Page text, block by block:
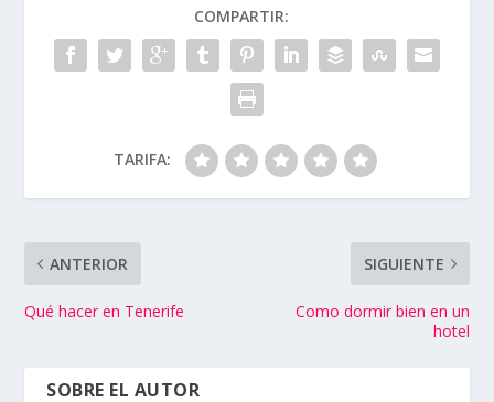
COMPARTIR:
TARIFA:
ANTERIOR
Qué hacer en Tenerife
SIGUIENTE
Como dormir bien en un
hotel
SOBRE EL AUTOR